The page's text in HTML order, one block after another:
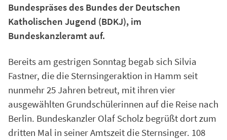
Bundespräses des Bundes der Deutschen
Katholischen Jugend (BDKJ), im
Bundeskanzleramt auf.
Bereits am gestrigen Sonntag begab sich Silvia
Fastner, die die Sternsingeraktion in Hamm seit
nunmehr 25 Jahren betreut, mit ihren vier
ausgewählten Grundschülerinnen auf die Reise nach
Berlin. Bundeskanzler Olaf Scholz begrüßt dort zum
dritten Mal in seiner Amtszeit die Sternsinger. 108